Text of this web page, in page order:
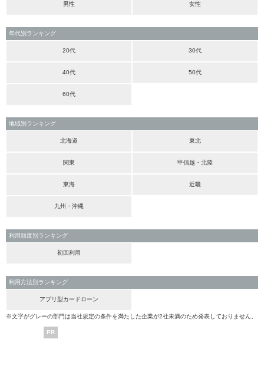
男性 女性
年代別ランキング
20代 30代
40代 50代
60代
地域別ランキング
北海道 東北
関東 甲信越・北陸
東海 近畿
九州・沖縄
利用頻度別ランキング
初回利用
利用方法別ランキング
アプリ型カードローン
※文字がグレーの部門は当社規定の条件を満たした企業が2社未満のため発表しておりません。
PR